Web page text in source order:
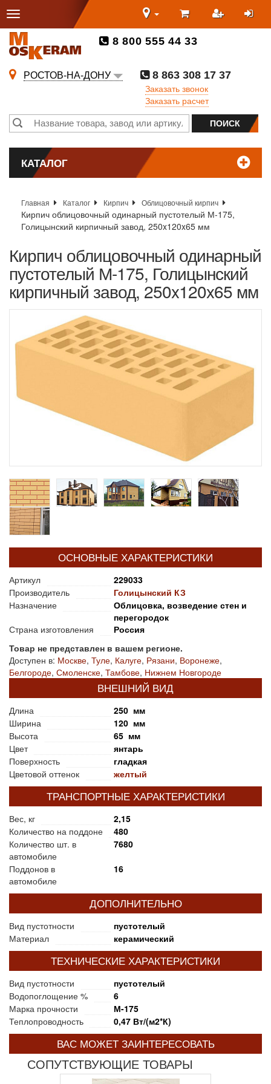
8 800 555 44 33
РОСТОВ-НА-ДОНУ
8 863 308 17 37
Заказать звонок
Заказать расчет
КАТАЛОГ
Главная Каталог Кирпич Облицовочный кирпич
Кирпич облицовочный одинарный пустотелый М-175,
Голицынский кирпичный завод, 250x120x65 мм
Кирпич облицовочный одинарный
пустотелый М-175, Голицынский
кирпичный завод, 250x120x65 мм
ОСНОВНЫЕ ХАРАКТЕРИСТИКИ
Артикул
229033
Производитель
Голицынский КЗ
Назначение
Облицовка, возведение стен и
перегородок
Страна изготовления
Россия
Товар не представлен в вашем регионе.
Доступен в: Москве, Туле, Калуге, Рязани, Воронеже,
Белгороде, Смоленске, Тамбове, Нижнем Новгороде
ВНЕШНИЙ ВИД
Длина
250 мм
Ширина
120 мм
Высота
65 мм
Цвет
янтарь
Поверхность
гладкая
Цветовой оттенок
желтый
ТРАНСПОРТНЫЕ ХАРАКТЕРИСТИКИ
Вес, кг
2,15
Количество на поддоне
480
Количество шт. в
автомобиле
7680
Поддонов в
автомобиле
16
ДОПОЛНИТЕЛЬНО
Вид пустотности
пустотелый
Материал
керамический
ТЕХНИЧЕСКИЕ ХАРАКТЕРИСТИКИ
Вид пустотности
пустотелый
Водопоглощение %
6
Марка прочности
М-175
Теплопроводность
0,47 Вт/(м2*К)
ВАС МОЖЕТ ЗАИНТЕРЕСОВАТЬ
СОПУТСТВУЮЩИЕ ТОВАРЫ